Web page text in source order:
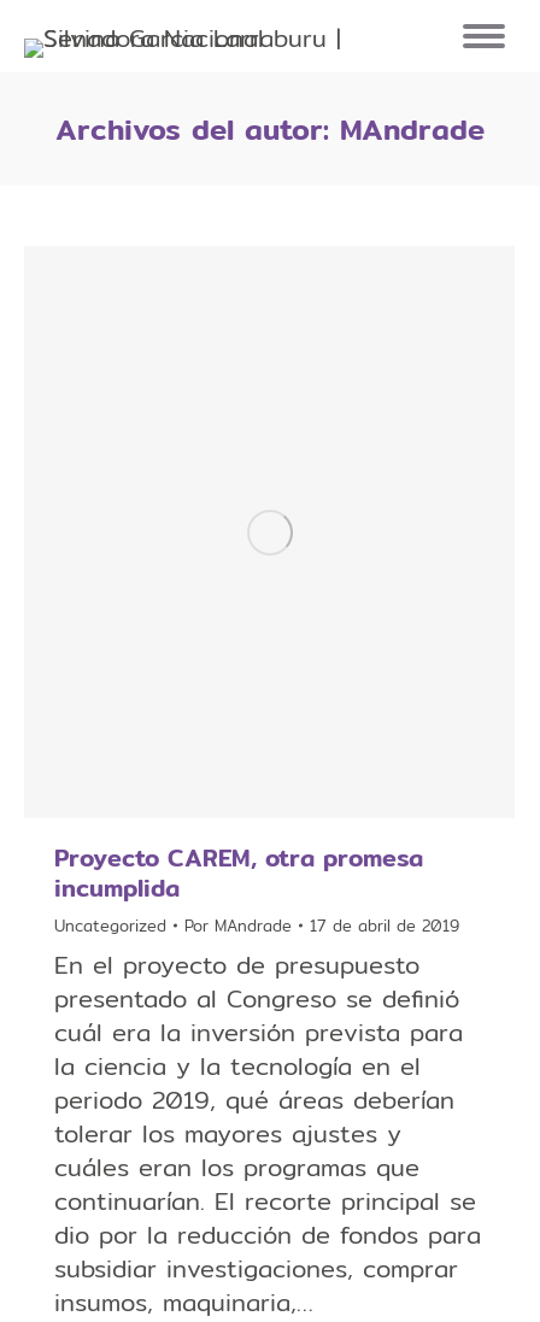
Archivos del autor: MAndrade
Proyecto CAREM, otra promesa
incumplida
Uncategorized Por MAndrade 17 de abril de 2019
En el proyecto de presupuesto
presentado al Congreso se definió
cuál era la inversión prevista para
la ciencia y la tecnología en el
periodo 2019, qué áreas deberían
tolerar los mayores ajustes y
cuáles eran los programas que
continuarían. El recorte principal se
dio por la reducción de fondos para
subsidiar investigaciones, comprar
insumos, maquinaria,…